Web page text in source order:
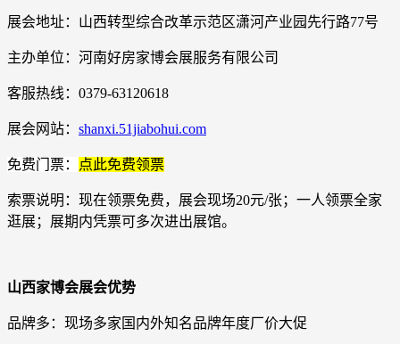
展会地址： 山西转型综合改革示范区潇河产业园先行路77号
主办单位：河南好房家博会展服务有限公司
客服热线：0379-63120618
展会网站： shanxi.51jiabohui.com
免费门票： 点此免费领票
索票说明：现在领票免费，展会现场20元/张；一人领票全家
逛展；展期内凭票可多次进出展馆。
山西家博会展会优势
品牌多：现场多家国内外知名品牌年度厂价大促